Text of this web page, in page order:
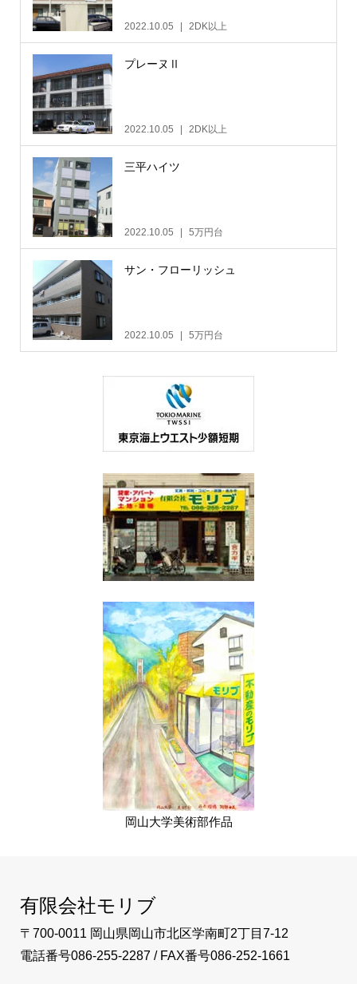
2022.10.05 2DK以上
プレーヌⅡ
2022.10.05 2DK以上
三平ハイツ
2022.10.05 5万円台
サン・フローリッシュ
2022.10.05 5万円台
岡山大学美術部作品
有限会社モリブ
〒700-0011 岡山県岡山市北区学南町2丁目7-12
電話番号086-255-2287 / FAX番号086-252-1661